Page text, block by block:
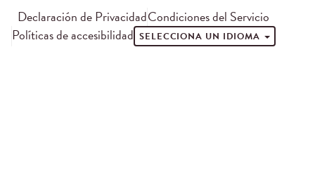
Declaración de PrivacidadCondiciones del Servicio
Políticas de accesibilidad SELECCIONA UN IDIOMA